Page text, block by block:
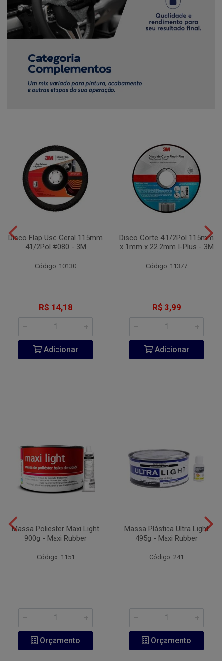
Disco Flap Uso Geral 115mm
41/2Pol #080 - 3M
Código: 10130
R$ 14,18
Adicionar
Disco Corte 4.1/2Pol 115mm
x 1mm x 22.2mm I-Plus - 3M
Código: 11377
R$ 3,99
Adicionar
Massa Poliester Maxi Light
900g - Maxi Rubber
Código: 1151
Orçamento
Massa Plástica Ultra Light
495g - Maxi Rubber
Código: 241
Orçamento